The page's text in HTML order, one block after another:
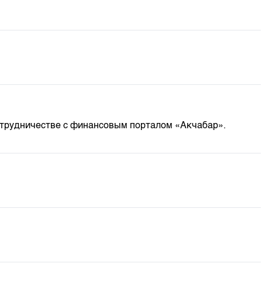
с финансовым порталом «Акчабар».